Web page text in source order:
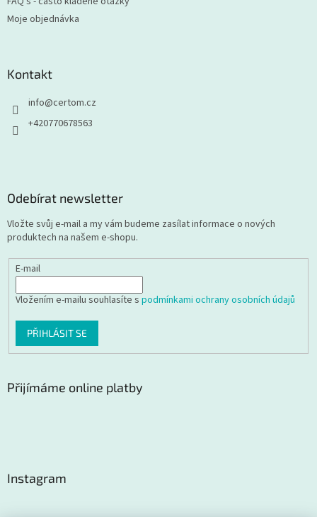
Moje objednávka
Kontakt
info@certom.cz
+420770678563
Odebírat newsletter
Vložte svůj e-mail a my vám budeme zasílat informace o nových
produktech na našem e-shopu.
E-mail
Vložením e-mailu souhlasíte s podmínkami ochrany osobních údajů
PŘIHLÁSIT SE
Přijímáme online platby
Instagram